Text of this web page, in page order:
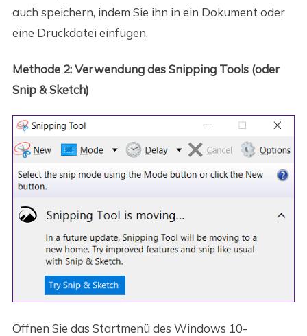
auch speichern, indem Sie ihn in ein Dokument oder
eine Druckdatei einfügen.
Methode 2: Verwendung des Snipping Tools (oder
Snip & Sketch)
Öffnen Sie das Startmenü des Windows 10-